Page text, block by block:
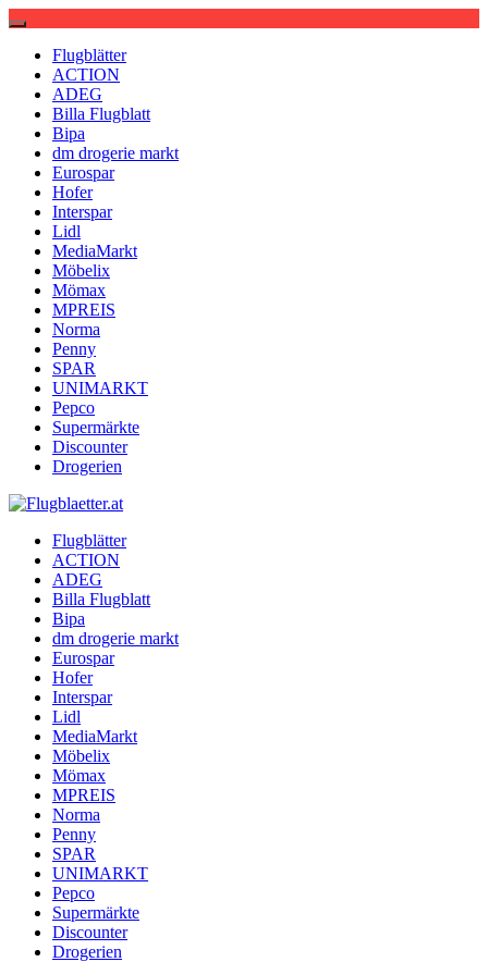
Flugblätter
ACTION
ADEG
Billa Flugblatt
Bipa
dm drogerie markt
Eurospar
Hofer
Interspar
Lidl
MediaMarkt
Möbelix
Mömax
MPREIS
Norma
Penny
SPAR
UNIMARKT
Pepco
Supermärkte
Discounter
Drogerien
Flugblaetter.at
Flugblätter und Aktionen
Flugblätter
ACTION
ADEG
Billa Flugblatt
Bipa
dm drogerie markt
Eurospar
Hofer
Interspar
Lidl
MediaMarkt
Möbelix
Mömax
MPREIS
Norma
Penny
SPAR
UNIMARKT
Pepco
Supermärkte
Discounter
Drogerien